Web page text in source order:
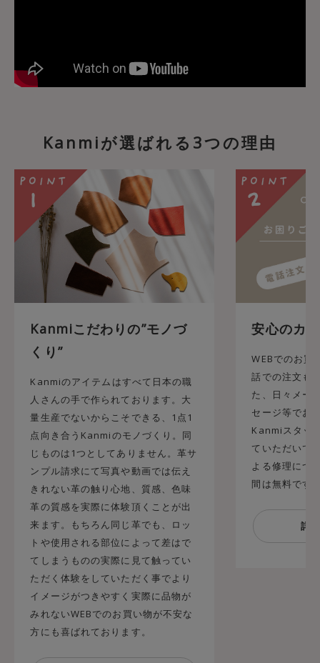
Kanmiが選ばれる3つの理由
Kanmiこだわりの”モノづ
くり”
Kanmiのアイテムはすべて日本の職
人さんの手で作られております。大
量生産でないからこそできる、1点1
点向き合うKanmiのモノづくり。同
じものは1つとしてありません。革サ
ンプル請求にて写真や動画では伝え
きれない革の触り心地、質感、色味
革の質感を実際に体験頂くことが出
来ます。もちろん同じ革でも、ロッ
トや使用される部位によって差はで
てしまうものの実際に見て触ってい
ただく体験をしていただく事でより
イメージがつきやすく実際に品物が
みれないWEBでのお買い物が不安な
方にも喜ばれております。
安心のカ
WEBでのお買
話での注文も
た、日々メー
セージ等でお
Kanmiスタッ
ていただいて
よる修理につ
間は無料です